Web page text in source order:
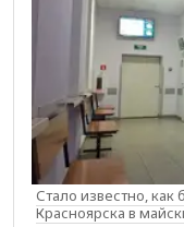
Стало известно,
Красноярска в